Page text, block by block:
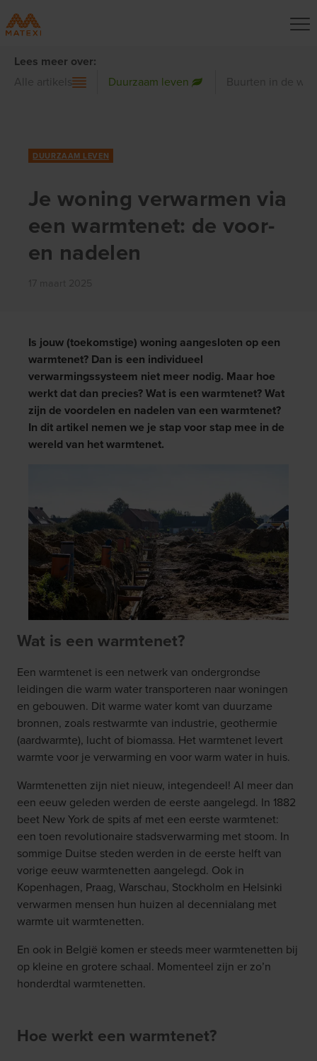
Lees meer over:
Alle artikels
Duurzaam leven Buurten in de
DUURZAAM LEVEN
Je woning verwarmen via
een warmtenet: de voor-
en nadelen
Is jouw (toekomstige) woning aangesloten op een
warmtenet? Dan is een individueel
verwarmingssysteem niet meer nodig. Maar hoe
werkt dat dan precies? Wat is een warmtenet? Wat
zijn de voordelen en nadelen van een warmtenet?
In dit artikel nemen we je stap voor stap mee in de
wereld van het warmtenet.
Wat is een warmtenet?
Een warmtenet is een netwerk van ondergrondse
leidingen die warm water transporteren naar woningen
en gebouwen. Dit warme water komt van duurzame
bronnen, zoals restwarmte van industrie, geothermie
(aardwarmte), lucht of biomassa. Het warmtenet levert
warmte voor je verwarming en voor warm water in huis.
Warmtenetten zijn niet nieuw, integendeel! Al meer dan
een eeuw geleden werden de eerste aangelegd. In 1882
beet New York de spits af met een eerste warmtenet:
een toen revolutionaire stadsverwarming met stoom. In
sommige Duitse steden werden in de eerste helft van
vorige eeuw warmtenetten aangelegd. Ook in
Kopenhagen, Praag, Warschau, Stockholm en Helsinki
verwarmen mensen hun huizen al decennialang met
warmte uit warmtenetten.
En ook in België komen er steeds meer warmtenetten bij
op kleine en grotere schaal. Momenteel zijn er zo’n
honderdtal warmtenetten.
Hoe werkt een warmtenet?